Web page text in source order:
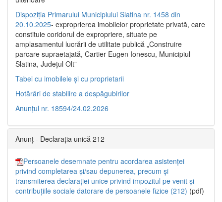
Dispoziția Primarului Municipiului Slatina nr. 1458 din
20.10.2025- exproprierea imobilelor proprietate privată, care
constituie coridorul de expropriere, situate pe
amplasamentul lucrării de utilitate publică „Construire
parcare supraetajată, Cartier Eugen Ionescu, Municipiul
Slatina, Județul Olt”
Tabel cu imobilele și cu proprietarii
Hotărâri de stabilire a despăgubirilor
Anunțul nr. 18594/24.02.2026
Anunț - Declarația unică 212
Persoanele desemnate pentru acordarea asistenței
privind completarea și/sau depunerea, precum și
transmiterea declarației unice privind impozitul pe venit și
contribuțiile sociale datorare de persoanele fizice (212) (pdf)